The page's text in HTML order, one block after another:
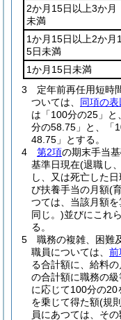
2か月15日以上3か月
未満
1か月15日以上2か月1
5日未満
1か月15日未満
3
定年前再任用短時
ついては、 同項の
は「100分の25」
分の58.75」と、「
48.75」とする。
4
第2項の期末手当
基準日現在(退職し
し、又は死亡した
び扶養手当の月額(
つては、当該月額を
同じ。)並びにこれ
る。
5
職務の複雑、困難
職員については、 前
る合計額に、給料
の合計額に職務の
に応じて100分の20
を乗じて得た額(規
員にあつては、そ